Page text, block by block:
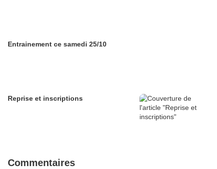
Entrainement ce samedi 25/10
Reprise et inscriptions
Commentaires